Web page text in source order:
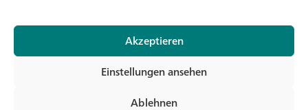
Akzeptieren
Ablehnen
Einstellungen ansehen
© 2026 Banholzer AG
Impressum
Datenschutz